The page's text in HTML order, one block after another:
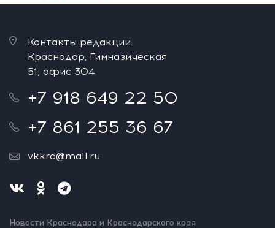
Контакты редакции:
Краснодар, Гимназическая
51, офис 304
+7 918 649 22 50
+7 861 255 36 67
vkkrd@mail.ru
Новости Краснодара и Краснодарского края